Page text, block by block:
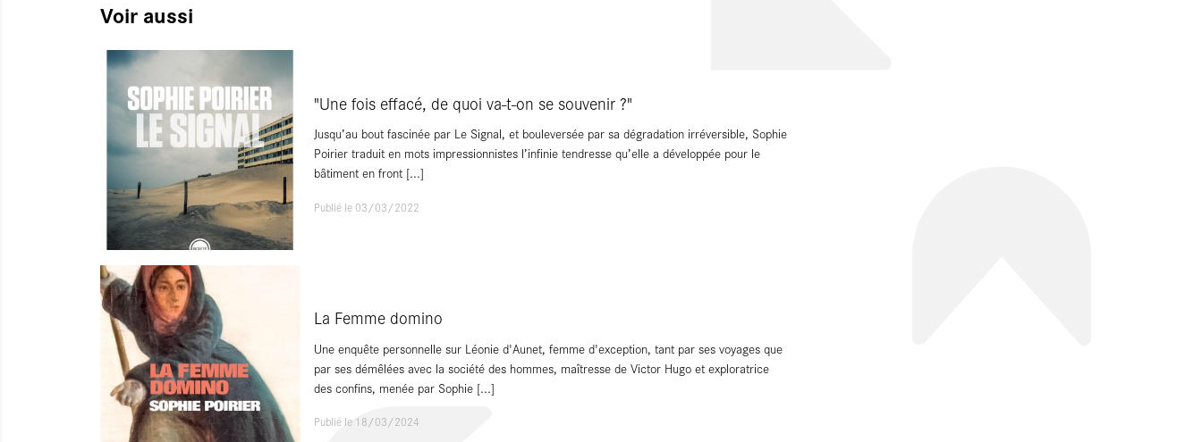
Voir aussi
"Une fois effacé, de quoi va-t-on se souvenir ?"
Jusqu’au bout fascinée par Le Signal, et bouleversée par sa dégradation irréversible, Sophie
Poirier traduit en mots impressionnistes l’infinie tendresse qu’elle a développée pour le
bâtiment en front [...]
Publié le 03/03/2022
La Femme domino
Une enquête personnelle sur Léonie d'Aunet, femme d'exception, tant par ses voyages que
par ses démêlées avec la société des hommes, maîtresse de Victor Hugo et exploratrice
des confins, menée par Sophie [...]
Publié le 18/03/2024